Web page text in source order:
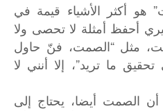
هو أكثر الأشياء قيمة في
أحفظ أمثلة لا تحصى ولا
مثل “الصمت، فنّ حاول
ما تريد”، إلا أنني لا
الصمت أيضا، يحتاج إلى